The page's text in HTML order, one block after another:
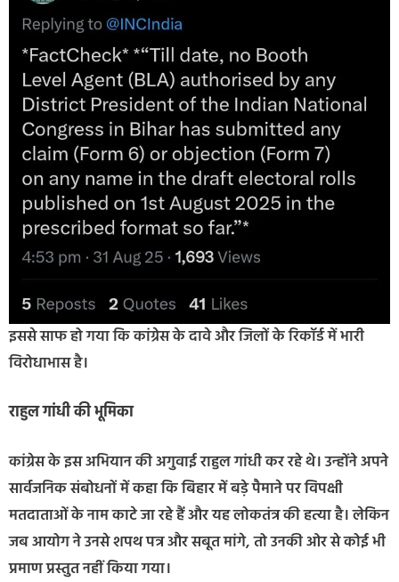
इससे साफ हो गया कि कांग्रेस के दावे और जिलों के रिकॉर्ड में भारी
विरोधाभास है।
राहुल गांधी की भूमिका
कांग्रेस के इस अभियान की अगुवाई राहुल गांधी कर रहे थे। उन्होंने अपने
सार्वजनिक संबोधनों में कहा कि बिहार में बड़े पैमाने पर विपक्षी
मतदाताओं के नाम काटे जा रहे हैं और यह लोकतंत्र की हत्या है। लेकिन
जब आयोग ने उनसे शपथ पत्र और सबूत मांगे, तो उनकी ओर से कोई भी
प्रमाण प्रस्तुत नहीं किया गया।